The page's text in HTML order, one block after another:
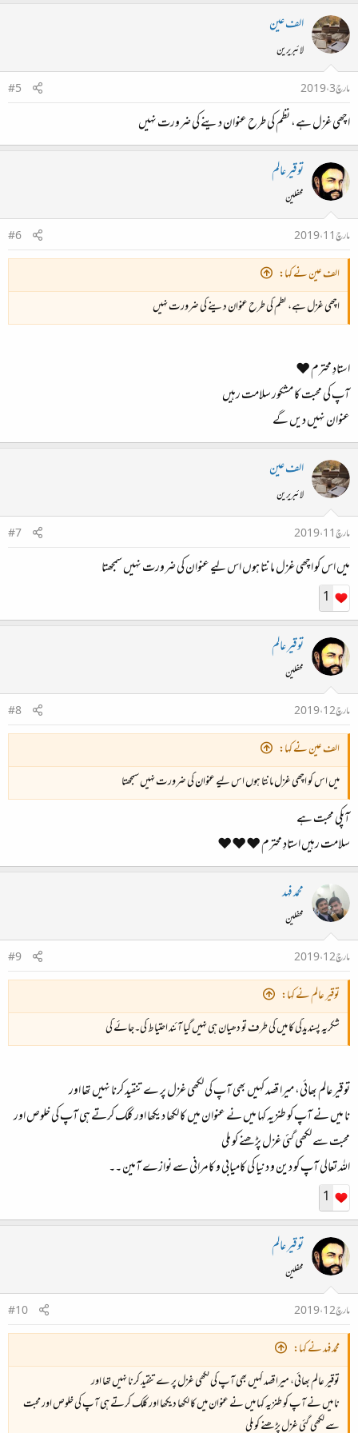
الف عین
لائبریرین
مارچ 3، 2019
#5
اچھی غزل ہے، نظم کی طرح عنوان دینے کی ضرورت نہیں
توقیر عالم
محفلین
مارچ 11، 2019
#6
الف عین نے کہا:
اچھی غزل ہے، نظم کی طرح عنوان دینے کی ضرورت نہیں
استادِ محترم ❤
آپ کی محبت کا مشکور سلامت رہیں
عنوان نہیں دیں گے
الف عین
لائبریرین
مارچ 11، 2019
#7
میں اس کو اچھی غزل مانتا ہوں اس لیے عنوان کی ضرورت نہیں سمجھتا
1
توقیر عالم
محفلین
مارچ 12، 2019
#8
الف عین نے کہا:
میں اس کو اچھی غزل مانتا ہوں اس لیے عنوان کی ضرورت نہیں سمجھتا
آپکی محبت ہے
سلامت رہیں استادِ محترم ❤❤❤
محمد فہد
محفلین
مارچ 12، 2019
#9
توقیر عالم نے کہا:
شکریہ پسندیدگی کا میں کی طرف تو دھیان ہی نہیں گیا آئند احتیاط کی۔جائے گی
توقیر عالم بھائی، میرا قصد کہیں بھی آپ کی لکھی غزل پر ےتنقید کرنا نہیں تھا اور
نا میں نے آپ کو طنزیہ کہا میں نے عنوان میں کا لکھا دیکھا اور کلک کرتے ہی آپ کی خلوص اور
محبت سے لکھی گئی غزل پڑھنے کو ملی
اللہ تعالی آپ کو دین و دنیا کی کامیابی و کامرانی سے نوازے آمین ۔۔
1
توقیر عالم
محفلین
مارچ 12، 2019
#10
محمد فہد نے کہا:
توقیر عالم بھائی، میرا قصد کہیں بھی آپ کی لکھی غزل پر ےتنقید کرنا نہیں تھا اور
نا میں نے آپ کو طنزیہ کہا میں نے عنوان میں کا لکھا دیکھا اور کلک کرتے ہی آپ کی خلوص اور محبت
سے لکھی گئی غزل پڑھنے کو ملی